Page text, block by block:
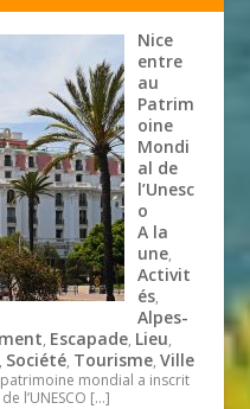
Nice
entre
au
Patrim
oine
Mondi
al de
l’Unesc
o
A la
une,
Activit
és,
Alpes-
, Escapade, Lieu,
, Société, Tourisme,Ville
mondial a inscrit
l’UNESCO […]